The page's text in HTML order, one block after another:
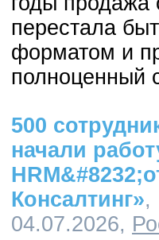
перестала
форматом и
полноценный
500
начали
Консалтинг»,
04.07.2026,